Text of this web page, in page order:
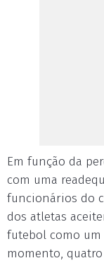
Em função da
com uma
funcionários do
dos atletas
futebol como um
momento,